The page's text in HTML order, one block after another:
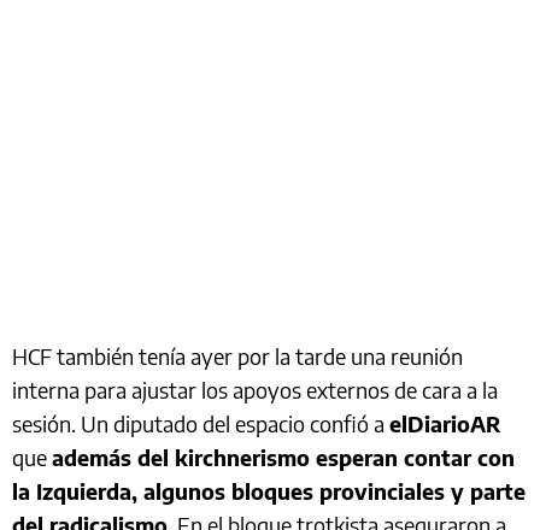
HCF también tenía ayer por la tarde una reunión
interna para ajustar los apoyos externos de cara a la
sesión. Un diputado del espacio confió a elDiarioAR
queademás del kirchnerismo esperan contar con
la Izquierda, algunos bloques provinciales y parte